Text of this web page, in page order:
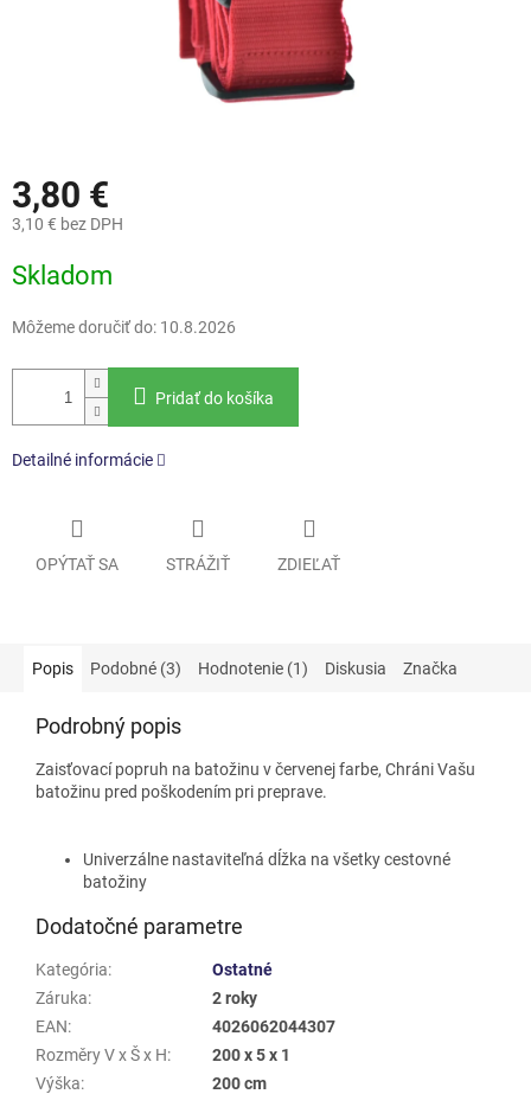
3,80 €
3,10 € bez DPH
cena:
Skladom
Môžeme doručiť do: 10.8.2026
Pridať do košíka
Detailné informácie
OPÝTAŤ SA STRÁŽIŤ ZDIEĽAŤ
Popis Podobné (3) Hodnotenie (1) Diskusia Značka
Podrobný popis
Zaisťovací popruh na batožinu v červenej farbe, Chráni Vašu
batožinu pred poškodením pri preprave.
Univerzálne nastaviteľná dĺžka na všetky cestovné
batožiny
Dodatočné parametre
Kategória:
Ostatné
Záruka:
2 roky
EAN:
4026062044307
Rozměry V x Š x H:
200 x 5 x 1
Výška:
200 cm